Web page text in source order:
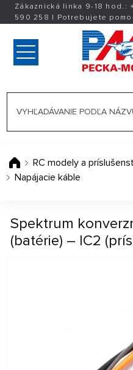
Zákaznická linka 9-18 hod.:
590 258 | Potrebujete
RC modely a
Napájacie káble
Spektrum
(batérie) – IC2